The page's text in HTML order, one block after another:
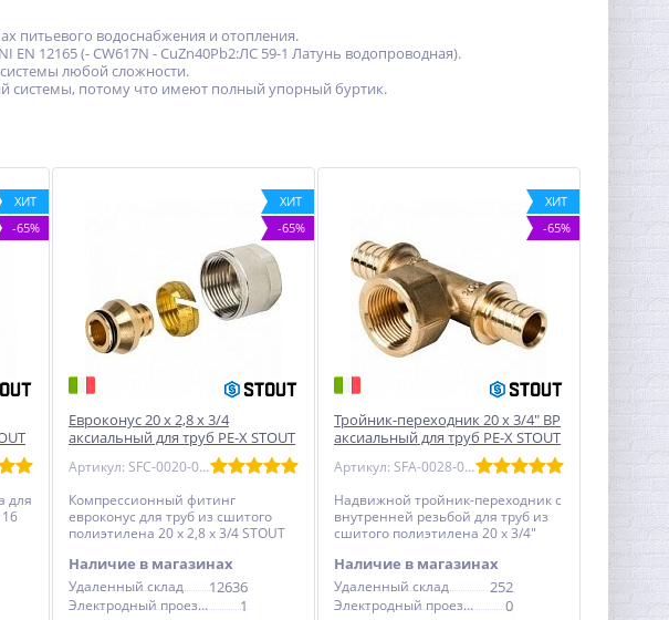
питьевого водоснабжения и отопления.
12165 (- CW617N - CuZn40Pb2:ЛС 59-1 Латунь водопроводная).
любой сложности.
системы, потому что имеют полный упорный буртик.
ХИТ
-65%
для
ХИТ
-65%
Евроконус 20 х 2,8 х 3/4
аксиальный для труб PE-X STOUT
Артикул: SFC-0020-002028
Компрессионный фитинг
евроконус для труб из сшитого
полиэтилена 20 х 2,8 х 3/4 STOUT
Наличие в магазинах
Удаленный склад 12636
Электродный проезд, 6с1
1
ХИТ
-65%
Тройник-переходник 20 x 3/4" ВР
аксиальный для труб PE-X STOUT
Артикул: SFA-0028-002034
Надвижной тройник-переходник с
внутренней резьбой для труб из
сшитого полиэтилена 20 x 3/4"
Наличие в магазинах
Удаленный склад 252
Электродный проезд, 6с1
0